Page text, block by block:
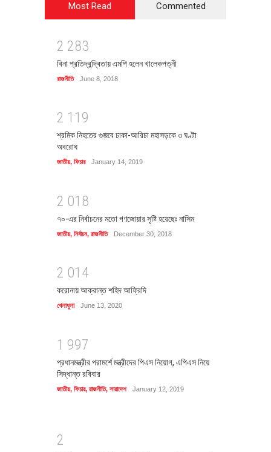
Most Read Commented
2 283
বিনা প্রতিদ্বন্দ্বিতায় এমপি হলেন খালেকপত্নী
রাজনীতি June 8, 2018
2 1 1 9
শ্রমিক নিহতের গুজবে ঢাকা-আরিচা মহাসড়কে ৩ ঘণ্টা
অবরোধ
জাতীয়, ফিচার January 14, 2019
2 01 8
৭০-এর নির্বাচনের মতো গণজোয়ার সৃষ্টি হয়েছেঃ নাসিম
জাতীয়, নির্বাচন, রাজনীতি December 30, 2018
2 01 4
করোনায় আক্রান্ত শহিদ আফ্রিদি
খেলাধুলা June 13, 2020
1 997
প্রধানমন্ত্রীর পরামর্শে মন্ত্রীদের পিএস নিয়োগ, এপিএস নিয়ে
সিদ্ধান্ত রবিবার
জাতীয়, ফিচার, রাজনীতি, সারাদেশ January 12, 2019
2